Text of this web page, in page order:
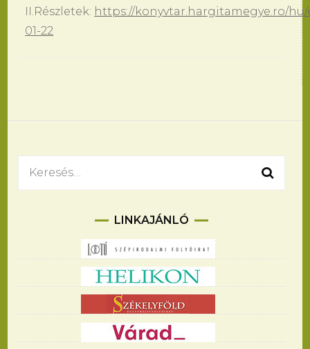
II.Részletek: https://konyvtar.hargitamegye.ro/hu/
01-22
Keresés:
LINKAJÁNLÓ